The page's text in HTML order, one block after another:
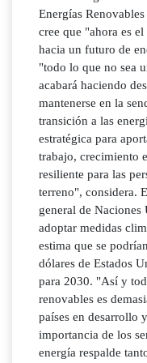
Energías
cree que "ahora es
hacia un futuro de
"todo lo que no sea
acabará haciendo
mantenerse en la
transición a las
estratégica para
trabajo, crecimiento
resiliente para las
terreno", considera.
general de
adoptar medidas
estima que se
dólares de Estados
para 2030. "Así y
renovables es
países en desarrollo
importancia de los
energía respalde